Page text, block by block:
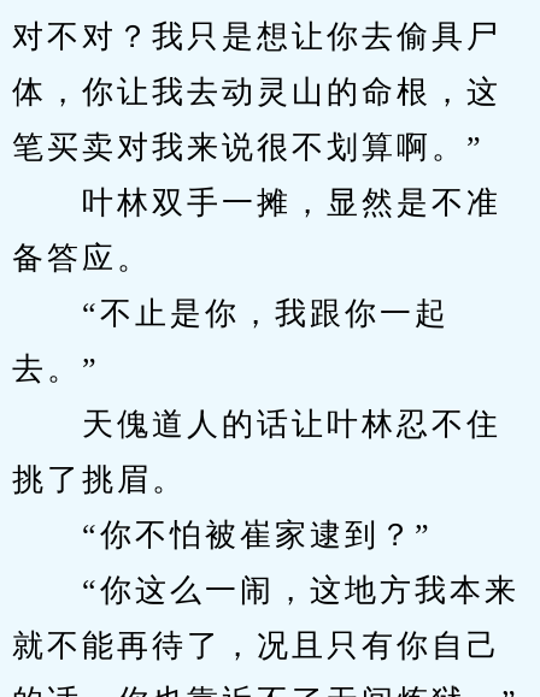
对不对？我只是想让你去偷具尸
体，你让我去动灵山的命根，这
笔买卖对我来说很不划算啊。”
叶林双手一摊，显然是不准
备答应。
“不止是你，我跟你一起
去。”
天傀道人的话让叶林忍不住
挑了挑眉。
“你不怕被崔家逮到？”
“你这么一闹，这地方我本来
就不能再待了，况且只有你自己